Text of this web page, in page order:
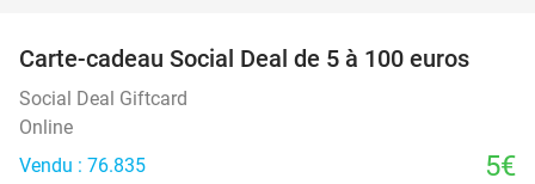
Carte-cadeau Social Deal de 5 à 100 euros
Social Deal Giftcard
Online
Vendu : 76.835
5€